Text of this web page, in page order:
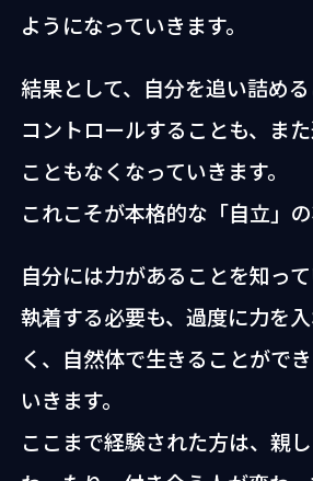
ようになっていきます。
結果として、自分を追い詰め
コントロールすることも、ま
こともなくなっていきます。
これこそが本格的な「自立」の
自分には力があることを知って
執着する必要も、過度に力を
く、自然体で生きることがで
いきます。
ここまで経験された方は、親